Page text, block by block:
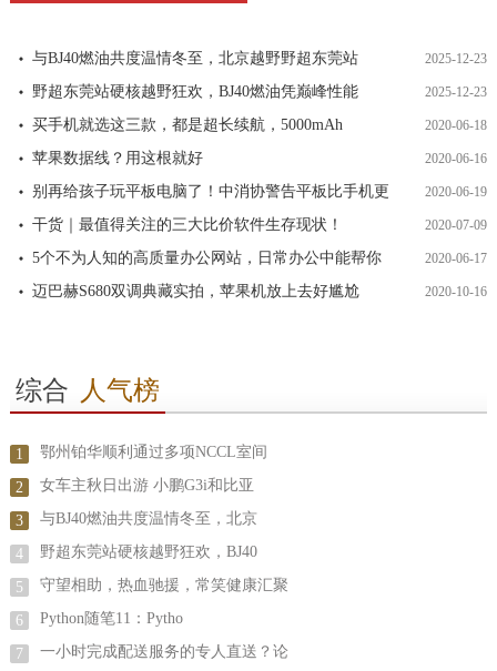
与BJ40燃油共度温情冬至，北京越野野超东莞站 2025-12-23
野超东莞站硬核越野狂欢，BJ40燃油凭巅峰性能 2025-12-23
买手机就选这三款，都是超长续航，5000mAh 2020-06-18
苹果数据线？用这根就好 2020-06-16
别再给孩子玩平板电脑了！中消协警告平板比手机更 2020-06-19
干货｜最值得关注的三大比价软件生存现状！ 2020-07-09
5个不为人知的高质量办公网站，日常办公中能帮你 2020-06-17
迈巴赫S680双调典藏实拍，苹果机放上去好尴尬 2020-10-16
综合 人气榜
1 鄂州铂华顺利通过多项NCCL室间
2 女车主秋日出游 小鹏G3i和比亚
3 与BJ40燃油共度温情冬至，北京
4 野超东莞站硬核越野狂欢，BJ40
5 守望相助，热血驰援，常笑健康汇聚
6 Python随笔11：Pytho
7 一小时完成配送服务的专人直送？论